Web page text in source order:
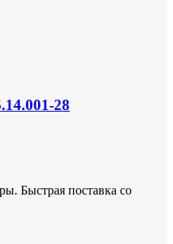
28
Быстрая поставка со